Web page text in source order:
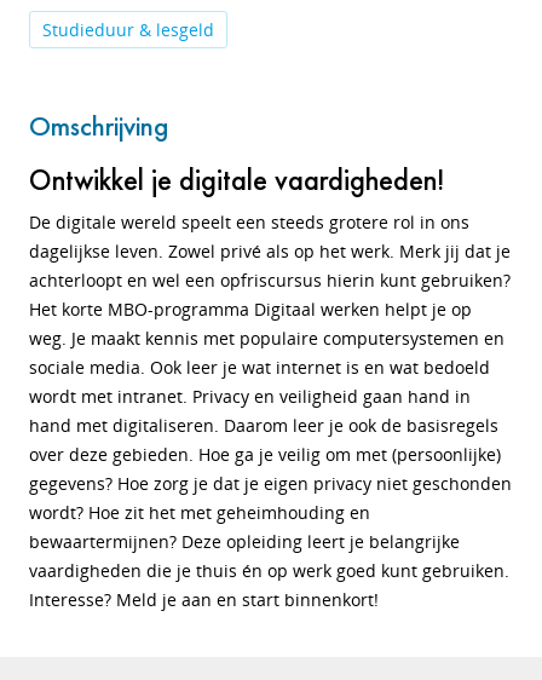
Studieduur & lesgeld
Omschrijving
Ontwikkel je digitale vaardigheden!
De digitale wereld speelt een steeds grotere rol in ons
dagelijkse leven. Zowel privé als op het werk. Merk jij dat je
achterloopt en wel een opfriscursus hierin kunt gebruiken?
Het korte MBO-programma Digitaal werken helpt je op
weg. Je maakt kennis met populaire computersystemen en
sociale media. Ook leer je wat internet is en wat bedoeld
wordt met intranet. Privacy en veiligheid gaan hand in
hand met digitaliseren. Daarom leer je ook de basisregels
over deze gebieden. Hoe ga je veilig om met (persoonlijke)
gegevens? Hoe zorg je dat je eigen privacy niet geschonden
wordt? Hoe zit het met geheimhouding en
bewaartermijnen? Deze opleiding leert je belangrijke
vaardigheden die je thuis én op werk goed kunt gebruiken.
Interesse? Meld je aan en start binnenkort!